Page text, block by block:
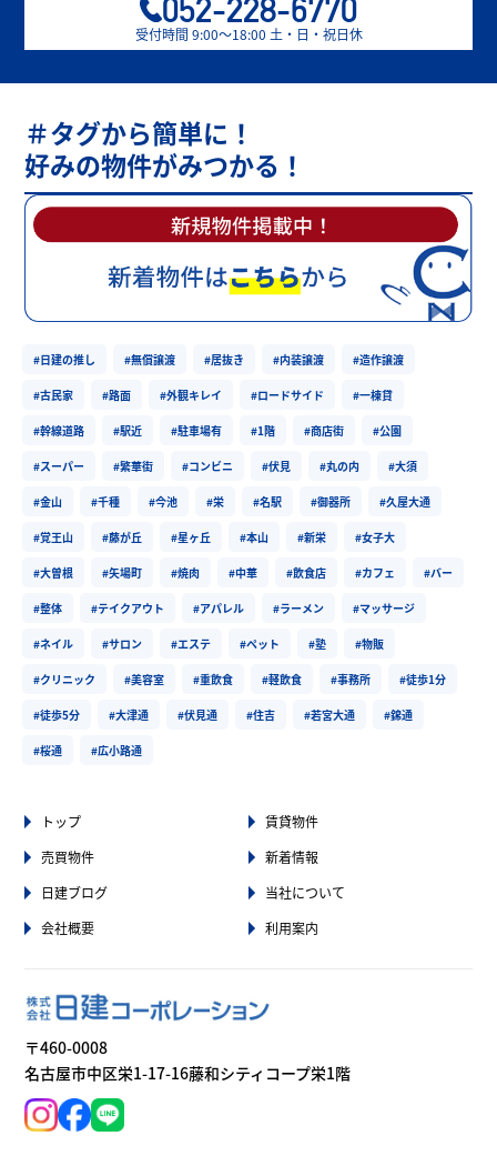
052-228-6770
受付時間 9:00〜18:00 土・日・祝日休
＃タグから簡単に！
好みの物件がみつかる！
#日建の推し #無償譲渡 #居抜き #内装譲渡 #造作譲渡
#古民家 #路面 #外観キレイ #ロードサイド #一棟貸
#幹線道路 #駅近 #駐車場有 #1階 #商店街 #公園
#スーパー #繁華街 #コンビニ #伏見 #丸の内 #大須
#金山 #千種 #今池 #栄 #名駅 #御器所 #久屋大通
#覚王山 #藤が丘 #星ヶ丘 #本山 #新栄 #女子大
#大曽根 #矢場町 #焼肉 #中華 #飲食店 #カフェ #バー
#整体 #テイクアウト #アパレル #ラーメン #マッサージ
#ネイル #サロン #エステ #ペット #塾 #物販
#クリニック #美容室 #重飲食 #軽飲食 #事務所 #徒歩1分
#徒歩5分 #大津通 #伏見通 #住吉 #若宮大通 #錦通
#桜通 #広小路通
トップ
賃貸物件
売買物件
新着情報
日建ブログ
当社について
会社概要
利用案内
〒460-0008
名古屋市中区栄1-17-16藤和シティコープ栄1階